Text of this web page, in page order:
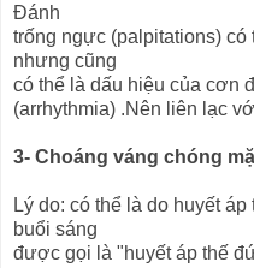
Đánh
trống ngực (palpitations)
nhưng cũng
có thể là dấu hiệu của cơn
(arrhythmia) .Nên liên lạc
3- Choáng váng chóng
Lý do: có thể là do huyết
buổi sáng
được gọi là "huyết áp thế